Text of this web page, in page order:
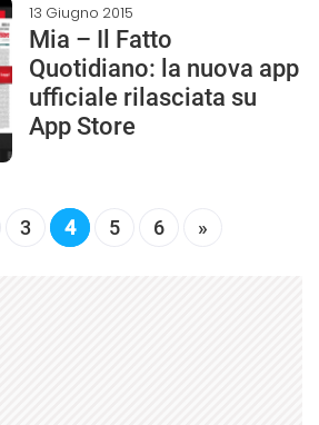
13 Giugno 2015
Mia – Il Fatto
Quotidiano: la nuova app
ufficiale rilasciata su
App Store
3 4 5 6 »